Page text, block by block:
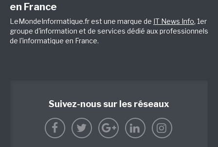
en France
LeMondeInformatique.fr est une marque de IT News Info, 1er
groupe d'information et de services dédié aux professionnels
de l'informatique en France.
Suivez-nous sur les réseaux